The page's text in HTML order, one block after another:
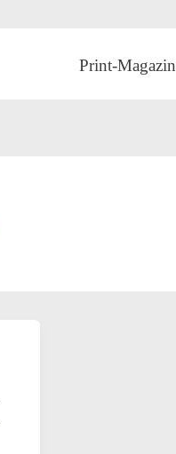
Print-Magazin